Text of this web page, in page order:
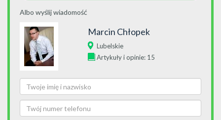
Albo wyślij wiadomość
Marcin Chłopek
Lubelskie
Artykuły i opinie: 15